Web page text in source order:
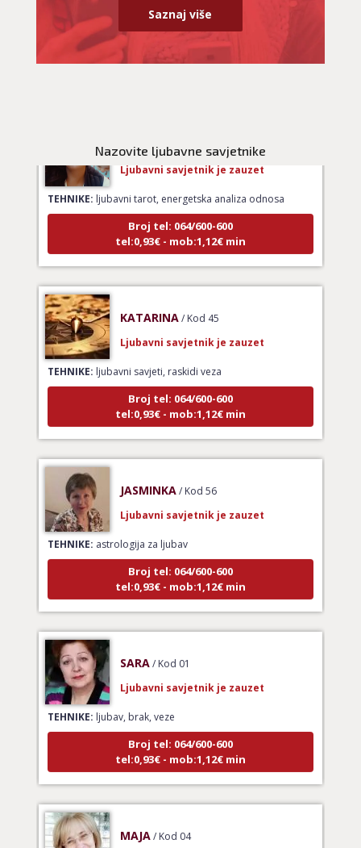
Saznaj više
Nazovite ljubavne savjetnike
TEHNIKE: ljubav, brak, veze
Broj tel: 064/600-600
tel:0,93€ - mob:1,12€ min
Ljubavni savjetnik je zauzet
TEHNIKE:ljubavni tarot, energetska analiza odnosa
Broj tel: 064/600-600
tel:0,93€ - mob:1,12€ min
TEHNIKE:ljubavni savjeti, raskidi veza
Broj tel: 064/600-600
tel:0,93€ - mob:1,12€ min
TEHNIKE:astrologija za ljubav
Broj tel: 064/600-600
tel:0,93€ - mob:1,12€ min
TEHNIKE:ljubav, brak, veze
Broj tel: 064/600-600
tel:0,93€ - mob:1,12€ min